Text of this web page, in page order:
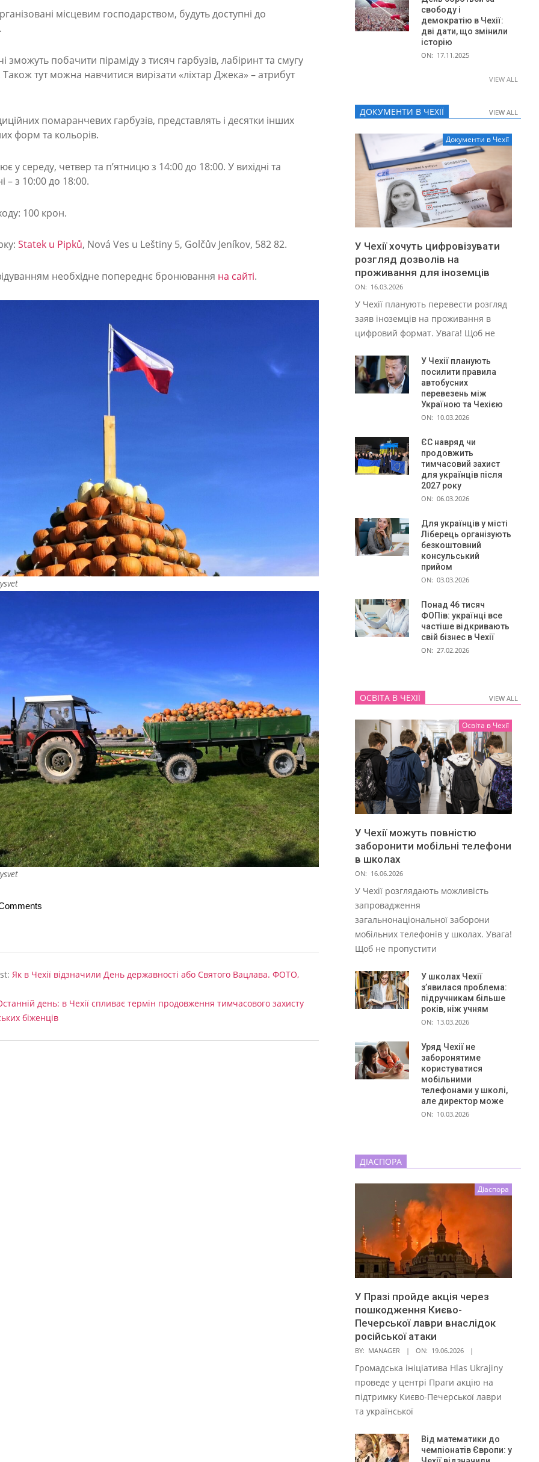
місцевим господарством, будуть доступні до
зможуть побачити піраміду з тисяч гарбузів, лабіринт та смугу
тут можна навчитися вирізати «ліхтар Джека» – атрибут
помаранчевих гарбузів, представлять і десятки інших
форм та кольорів.
у середу, четвер та п’ятницю з 14:00 до 18:00. У вихідні та
– з 10:00 до 18:00.
100 крон.
Statek u Pipků, Nová Ves u Leštiny 5, Golčův Jeníkov, 582 82.
необхідне попереднє бронювання на сайті.
Як в Чехії відзначили День державності або Святого Вацлава. ФОТО,
день: в Чехії спливає термін продовження тимчасового захисту
біженців
свободу і
демократію в Чехії:
дві дати, що змінили
історію
ON: 17.11.2025
VIEW ALL
ДОКУМЕНТИ В ЧЕХІЇ VIEW ALL
Документи в Чехії
У Чехії хочуть цифровізувати
розгляд дозволів на
проживання для іноземців
ON: 16.03.2026
У Чехії планують перевести розгляд
заяв іноземців на проживання в
цифровий формат. Увага! Щоб не
У Чехії планують
посилити правила
автобусних
перевезень між
Україною та Чехією
ON: 10.03.2026
ЄС навряд чи
продовжить
тимчасовий захист
для українців після
2027 року
ON: 06.03.2026
Для українців у місті
Ліберець організують
безкоштовний
консульський
прийом
ON: 03.03.2026
Понад 46 тисяч
ФОПів: українці все
частіше відкривають
свій бізнес в Чехії
ON: 27.02.2026
VIEW ALL
ОСВІТА В ЧЕХІЇ VIEW ALL
Освіта в Чехії
У Чехії можуть повністю
заборонити мобільні телефони
в школах
ON: 16.06.2026
У Чехії розглядають можливість
запровадження
загальнонаціональної заборони
мобільних телефонів у школах. Увага!
Щоб не пропустити
У школах Чехії
з’явилася проблема:
підручникам більше
років, ніж учням
ON: 13.03.2026
Уряд Чехії не
заборонятиме
користуватися
мобільними
телефонами у школі,
але директор може
ON: 10.03.2026
VIEW ALL
ДІАСПОРА
Діаспора
У Празі пройде акція через
пошкодження Києво-
Печерської лаври внаслідок
російської атаки
BY: MANAGER ON: 19.06.2026
Громадська ініціатива Hlas Ukrajiny
проведе у центрі Праги акцію на
підтримку Києво-Печерської лаври
та української
Від математики до
чемпіонатів Європи: у